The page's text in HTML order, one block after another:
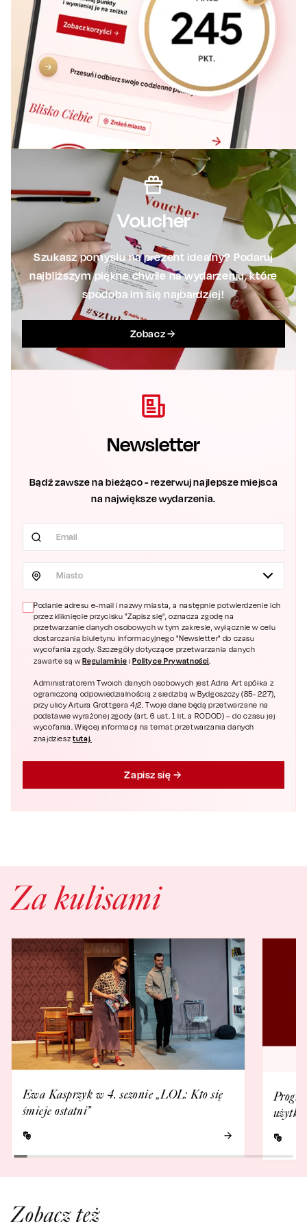
Voucher
Szukasz pomysłu na prezent idealny? Podaruj
najbliższym piękne chwile na wydarzeniu, które
spodoba im się najbardziej!
Zobacz
Newsletter
Bądź zawsze na bieżąco - rezerwuj najlepsze miejsca
na największe wydarzenia.
Miasto
Podanie adresu e-mail i nazwy miasta, a następnie potwierdzenie ich
przez kliknięcie przycisku "Zapisz się", oznacza zgodę na
przetwarzanie danych osobowych w tym zakresie, wyłącznie w celu
dostarczania biuletynu informacyjnego "Newsletter" do czasu
wycofania zgody. Szczegóły dotyczące przetwarzania danych
zawarte są wRegulaminie iPolityce Prywatności.
Administratorem Twoich danych osobowych jest Adria Art spółka z
ograniczoną odpowiedzialnością z siedzibą w Bydgoszczy (85- 227),
przy ulicy Artura Grottgera 4/2. Twoje dane będą przetwarzane na
podstawie wyrażonej zgody (art. 6 ust. 1 lit. a RODOD) – do czasu jej
wycofania. Więcej informacji na temat przetwarzania danych
znajdziesztutaj.
Zapisz się
Za kulisami
Ewa Kasprzyk w 4. sezonie „LOL: Kto się
śmieje ostatni”
Zobacz też